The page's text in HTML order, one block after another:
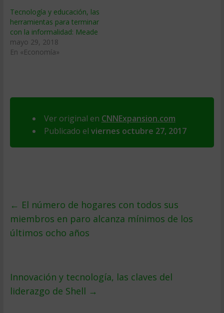
Tecnología y educación, las
herramientas para terminar
con la informalidad: Meade
mayo 29, 2018
En «Economía»
Ver original en CNNExpansion.com
Publicado el viernes octubre 27, 2017
← El número de hogares con todos sus
miembros en paro alcanza mínimos de los
últimos ocho años
Innovación y tecnología, las claves del
liderazgo de Shell →